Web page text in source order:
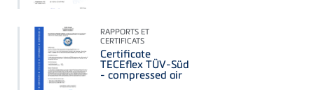
RAPPORTS ET
CERTIFICATS
Certificate
TECEflex TÜV-Süd
- compressed air